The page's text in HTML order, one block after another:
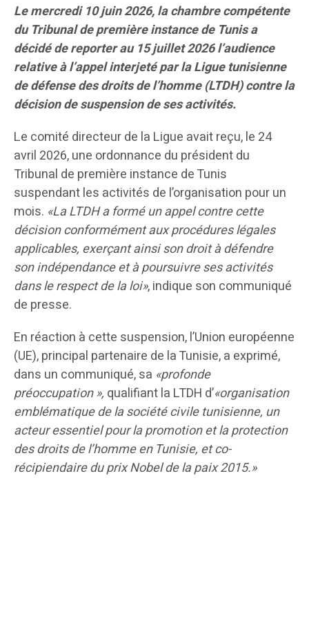
Le mercredi 10 juin 2026, la chambre compétente
du Tribunal de première instance de Tunis a
décidé de reporter au 15 juillet 2026 l’audience
relative à l’appel interjeté par la Ligue tunisienne
de défense des droits de l’homme (LTDH) contre la
décision de suspension de ses activités.
Le comité directeur de la Ligue avait reçu, le 24
avril 2026, une ordonnance du président du
Tribunal de première instance de Tunis
suspendant les activités de l’organisation pour un
mois. «La LTDH a formé un appel contre cette
décision conformément aux procédures légales
applicables, exerçant ainsi son droit à défendre
son indépendance et à poursuivre ses activités
dans le respect de la loi», indique son communiqué
de presse.
En réaction à cette suspension, l’Union européenne
(UE), principal partenaire de la Tunisie, a exprimé,
dans un communiqué, sa «profonde
préoccupation », qualifiant la LTDH d’«organisation
emblématique de la société civile tunisienne, un
acteur essentiel pour la promotion et la protection
des droits de l’homme en Tunisie, et co-
récipiendaire du prix Nobel de la paix 2015.»